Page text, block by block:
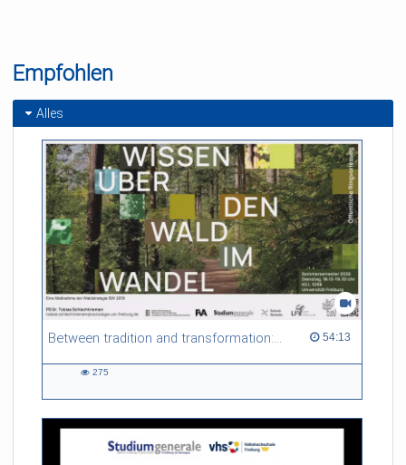
Empfohlen
Alles
Between tradition and transformation: how owners, advisers and institutions co-create knowledge for resilient forests in Europe 54:13
54:13 duration
275